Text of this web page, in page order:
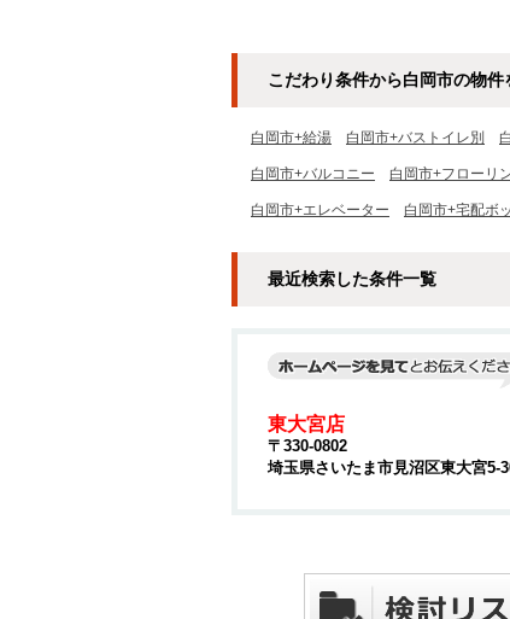
こだわり条件から白岡市の物件
白岡市+給湯 白岡市+バストイレ別
白岡市+バルコニー 白岡市+フローリ
白岡市+エレベーター 白岡市+宅配ボ
最近検索した条件一覧
東大宮店
〒330-0802
埼玉県さいたま市見沼区東大宮